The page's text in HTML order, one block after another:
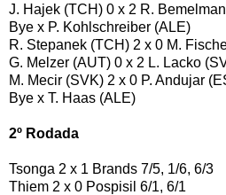
J. Hajek (TCH) 0 x 2 R.
Bye x P. Kohlschreiber (ALE)
R. Stepanek (TCH) 2 x 0 M.
G. Melzer (AUT) 0 x 2 L. Lacko
M. Mecir (SVK) 2 x 0 P. Andujar
Bye x T. Haas (ALE)
2º Rodada
Tsonga 2 x 1 Brands 7/5, 1/6, 6/3
Thiem 2 x 0 Pospisil 6/1, 6/1